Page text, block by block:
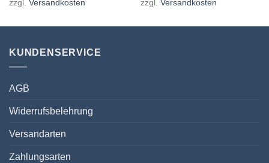
zzgl. Versandkosten
zzgl. Versandkosten
KUNDENSERVICE
AGB
Widerrufsbelehrung
Versandarten
Zahlungsarten